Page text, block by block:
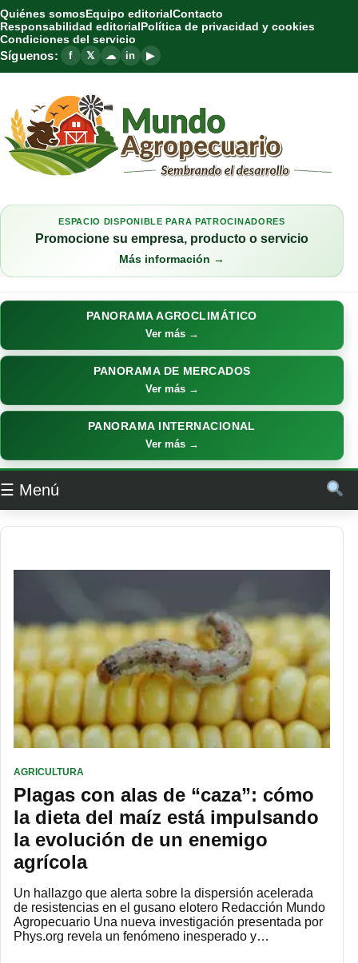
Quiénes somosEquipo editorialContacto
Responsabilidad editorialPolítica de privacidad y cookies
Condiciones del servicio
Síguenos: f 𝕏 ☁ in ▶
ESPACIO DISPONIBLE PARA PATROCINADORES
Promocione su empresa, producto o servicio
Más información →
PANORAMA AGROCLIMÁTICO
Ver más →
PANORAMA DE MERCADOS
Ver más →
PANORAMA INTERNACIONAL
Ver más →
☰ Menú
AGRICULTURA
Plagas con alas de “caza”: cómo
la dieta del maíz está impulsando
la evolución de un enemigo
agrícola
Un hallazgo que alerta sobre la dispersión acelerada
de resistencias en el gusano elotero Redacción Mundo
Agropecuario Una nueva investigación presentada por
Phys.org revela un fenómeno inesperado y…